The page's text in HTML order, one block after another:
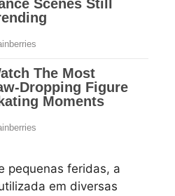
pequenas feridas, a
em diversas